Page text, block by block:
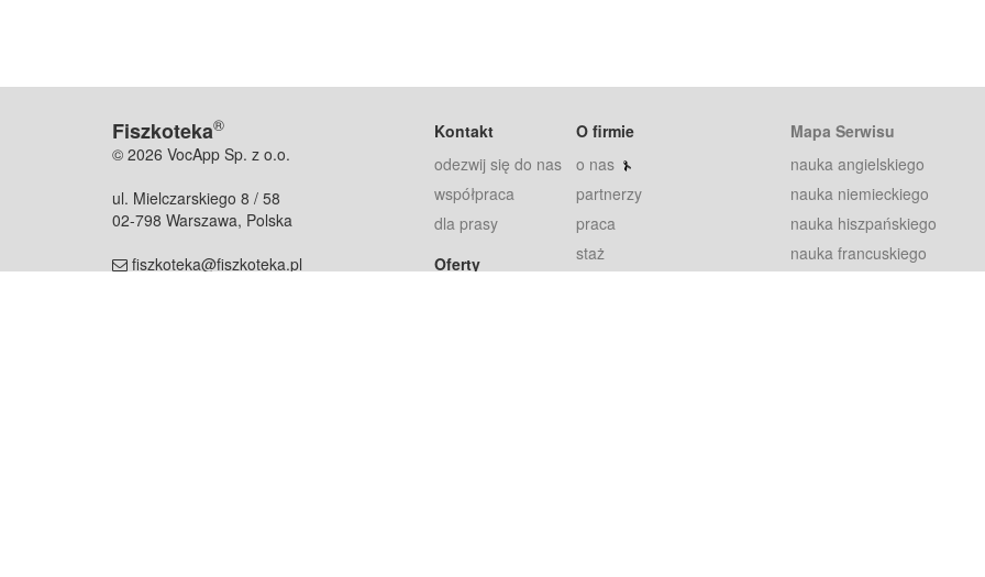
Fiszkoteka®
© 2026 VocApp Sp. z o.o.
ul. Mielczarskiego 8 / 58
02-798 Warszawa, Polska
fiszkoteka@fiszkoteka.pl
Kontakt
odezwij się do nas
współpraca
dla prasy
Oferty
O firmie
o nas
partnerzy
praca
staż
Mapa Serwisu
nauka angielskiego
nauka niemieckiego
nauka hiszpańskiego
nauka francuskiego